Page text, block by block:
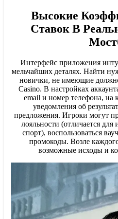
Высокие
Ставок В
Интерфейс приложения
мельчайших деталях. Найти
новички, не имеющие
Casino. В настройках
email и номер телефона, на
уведомления об
предложения. Игроки могут
лояльности (отличается для
спорт), воспользоваться
промокоды. Возле
возможные исходы и